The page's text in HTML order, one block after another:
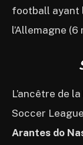
football ayant
l’Allemagne (6
L’ancêtre de la
Soccer
Arantes do